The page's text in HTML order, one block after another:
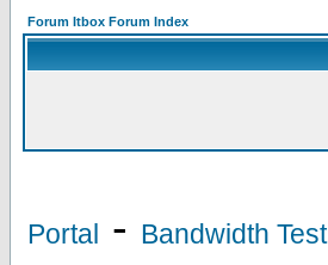
Forum Itbox Forum Index
Portal - Bandwidth Test